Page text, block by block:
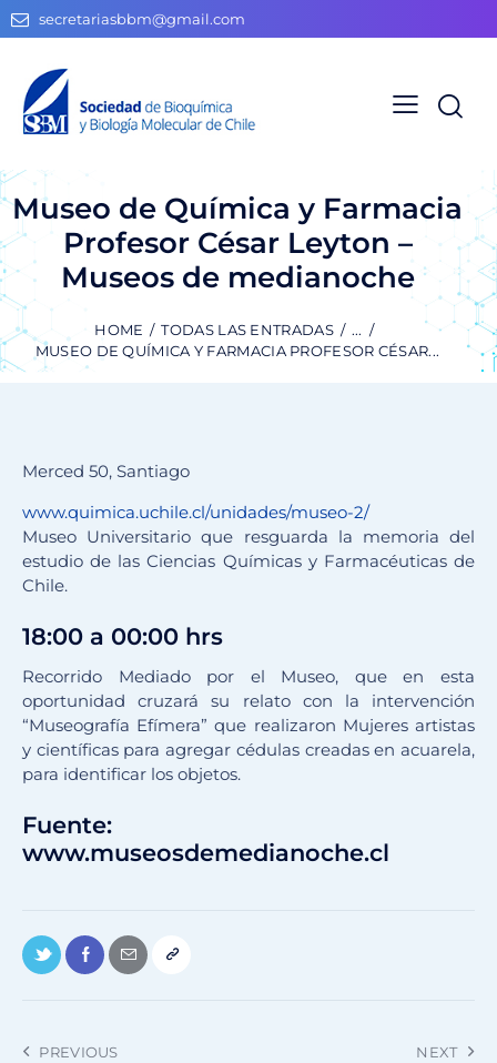
secretariasbbm@gmail.com
Museo de Química y Farmacia
Profesor César Leyton –
Museos de medianoche
HOME TODAS LAS ENTRADAS
...
MUSEO DE QUÍMICA Y FARMACIA PROFESOR CÉSAR...
Merced 50, Santiago
www.quimica.uchile.cl/unidades/museo-2/
Museo Universitario que resguarda la memoria del
estudio de las Ciencias Químicas y Farmacéuticas de
Chile.
18:00 a 00:00 hrs
Recorrido Mediado por el Museo, que en esta
oportunidad cruzará su relato con la intervención
“Museografía Efímera” que realizaron Mujeres artistas
y científicas para agregar cédulas creadas en acuarela,
para identificar los objetos.
Fuente:
www.museosdemedianoche.cl
PREVIOUS NEXT